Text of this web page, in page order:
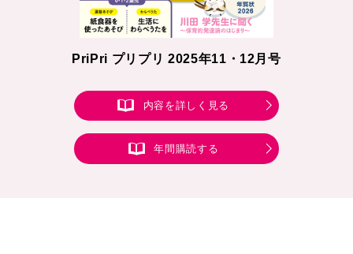
PriPri プリプリ 2025年11・12月号
内容を詳しく見る
年間購読する